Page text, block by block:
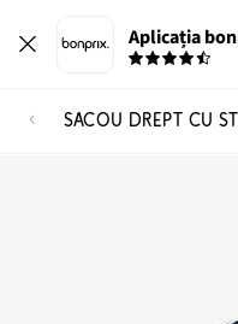
Aplicația